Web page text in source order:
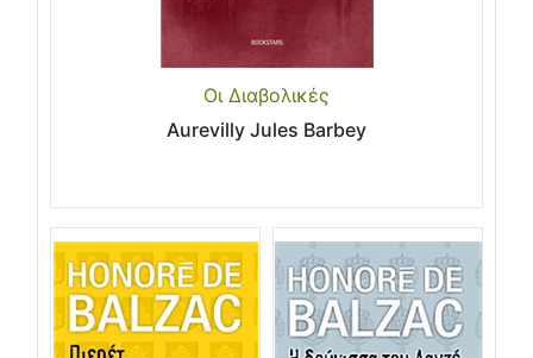
Οι Διαβολικές
Aurevilly Jules Barbey